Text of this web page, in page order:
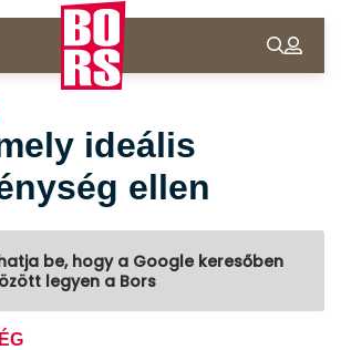
ideális
ellen
be, hogy a Google keresőben
legyen a Bors